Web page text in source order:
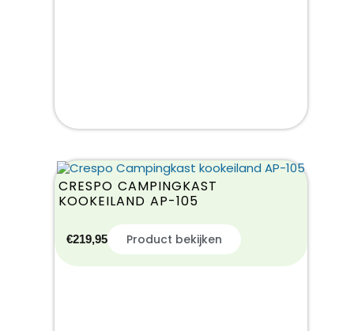
CRESPO CAMPINGKAST
KOOKEILAND AP-105
€219,95 Product bekijken